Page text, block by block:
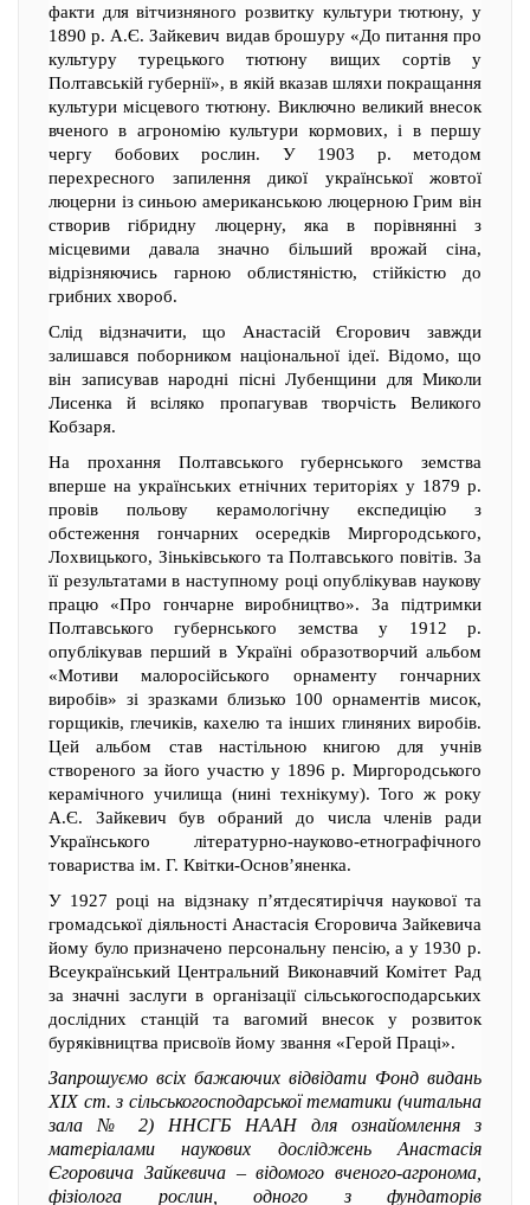
факти для вітчизняного розвитку культури тютюну, у
1890 р. А.Є. Зайкевич видав брошуру «До питання про
культуру турецького тютюну вищих сортів у
Полтавській губернії», в якій вказав шляхи покращання
культури місцевого тютюну. Виключно великий внесок
вченого в агрономію культури кормових, і в першу
чергу бобових рослин. У 1903 р. методом
перехресного запилення дикої української жовтої
люцерни із синьою американською люцерною Грим він
створив гібридну люцерну, яка в порівнянні з
місцевими давала значно більший врожай сіна,
відрізняючись гарною облистяністю, стійкістю до
грибних хвороб.
Слід відзначити, що Анастасій Єгорович завжди
залишався поборником національної ідеї. Відомо, що
він записував народні пісні Лубенщини для Миколи
Лисенка й всіляко пропагував творчість Великого
Кобзаря.
На прохання Полтавського губернського земства
вперше на українських етнічних територіях у 1879 р.
провів польову керамологічну експедицію з
обстеження гончарних осередків Миргородського,
Лохвицького, Зіньківського та Полтавського повітів. За
її результатами в наступному році опублікував наукову
працю «Про гончарне виробництво». За підтримки
Полтавського губернського земства у 1912 р.
опублікував перший в Україні образотворчий альбом
«Мотиви малоросійського орнаменту гончарних
виробів» зі зразками близько 100 орнаментів мисок,
горщиків, глечиків, кахелю та інших глиняних виробів.
Цей альбом став настільною книгою для учнів
створеного за його участю у 1896 р. Миргородського
керамічного училища (нині технікуму). Того ж року
А.Є. Зайкевич був обраний до числа членів ради
Українського літературно-науково-етнографічного
товариства ім. Г. Квітки-Основ’яненка.
У 1927 році на відзнаку п’ятдесятиріччя наукової та
громадської діяльності Анастасія Єгоровича Зайкевича
йому було призначено персональну пенсію, а у 1930 р.
Всеукраїнський Центральний Виконавчий Комітет Рад
за значні заслуги в організації сільськогосподарських
дослідних станцій та вагомий внесок у розвиток
буряківництва присвоїв йому звання «Герой Праці».
Запрошуємо всіх бажаючих відвідати Фонд видань
XIX ст. з сільськогосподарської тематики (читальна
зала № 2) ННСГБ НААН для ознайомлення з
матеріалами наукових досліджень Анастасія
Єгоровича Зайкевича – відомого вченого-агронома,
фізіолога рослин, одного з фундаторів